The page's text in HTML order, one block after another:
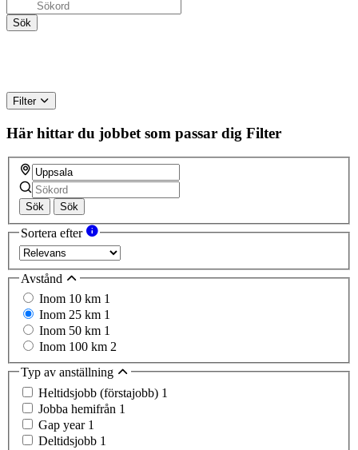
Filter
Här hittar du jobbet som passar dig Filter
Sök Sök
Sortera efter
Avstånd
Inom 10 km 1
Inom 25 km 1
Inom 50 km 1
Inom 100 km 2
Typ av anställning
Heltidsjobb (förstajobb) 1
Jobba hemifrån 1
Gap year 1
Deltidsjobb 1